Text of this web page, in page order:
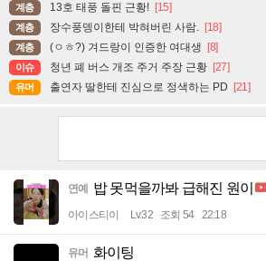
계층 13호 태풍 돌핀 근황! [15]
계층 장수풍뎅이한테 박혀버린 사람. [18]
계층 (ㅇㅎ?) 겨드랑이 인증한 여대생 [8]
이슈 청년 폐 버스 개조 주거 주장 근황 [27]
유머 출연자 딸한테 진심으로 정색하는 PD [21]
연예 밥 못먹을까봐 급해진 원이
아이스티이 Lv.32 조회 54 22:18
유머 화이팅